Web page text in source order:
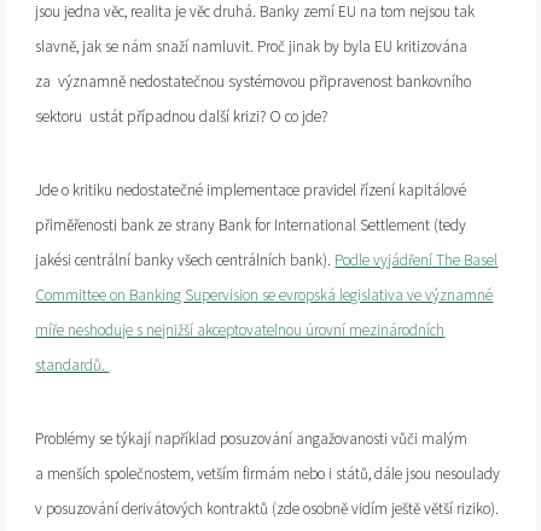
jsou jedna věc, realita je věc druhá. Banky zemí EU na tom nejsou tak
slavně, jak se nám snaží namluvit. Proč jinak by byla EU kritizována
za významně nedostatečnou systémovou připravenost bankovního
sektoru ustát případnou další krizi? O co jde?
Jde o kritiku nedostatečné implementace pravidel řízení kapitálové
přiměřenosti bank ze strany Bank for International Settlement (tedy
jakési centrální banky všech centrálních bank). Podle vyjádření The Basel
Committee on Banking Supervision se evropská legislativa ve významné
míře neshoduje s nejnižší akceptovatelnou úrovní mezinárodních
standardů.
Problémy se týkají například posuzování angažovanosti vůči malým
a menších společnostem, vetším firmám nebo i států, dále jsou nesoulady
v posuzování derivátových kontraktů (zde osobně vidím ještě větší riziko).